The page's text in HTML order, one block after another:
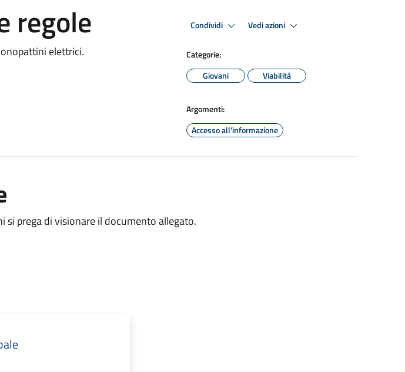
regole
elettrici.
Condividi Vedi azioni
Categorie:
Giovani
Viabilità
Argomenti:
Accesso all'informazione
si prega di visionare il documento allegato.